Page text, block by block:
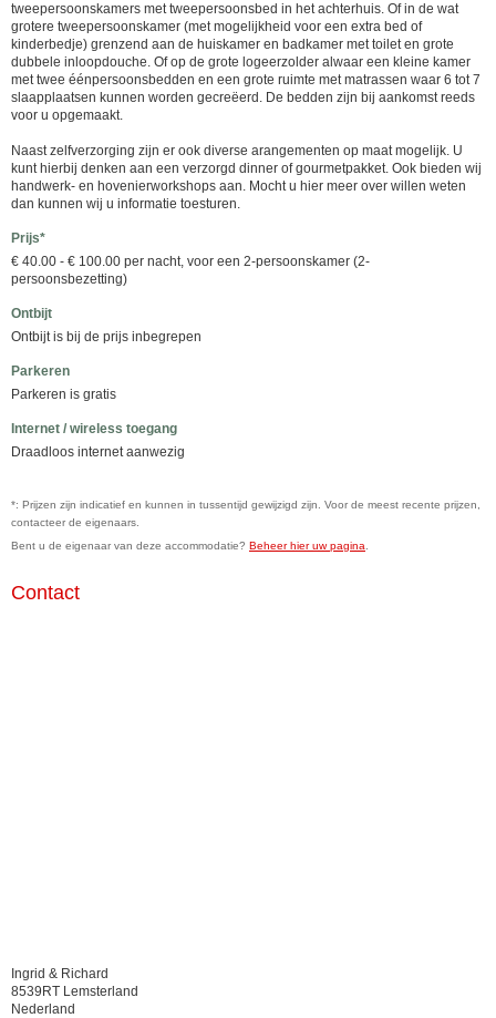
tweepersoonskamers met tweepersoonsbed in het achterhuis. Of in de wat
grotere tweepersoonskamer (met mogelijkheid voor een extra bed of
kinderbedje) grenzend aan de huiskamer en badkamer met toilet en grote
dubbele inloopdouche. Of op de grote logeerzolder alwaar een kleine kamer
met twee éénpersoonsbedden en een grote ruimte met matrassen waar 6 tot 7
slaapplaatsen kunnen worden gecreëerd. De bedden zijn bij aankomst reeds
voor u opgemaakt.
Naast zelfverzorging zijn er ook diverse arangementen op maat mogelijk. U
kunt hierbij denken aan een verzorgd dinner of gourmetpakket. Ook bieden wij
handwerk- en hovenierworkshops aan. Mocht u hier meer over willen weten
dan kunnen wij u informatie toesturen.
Prijs*
€ 40.00 - € 100.00 per nacht, voor een 2-persoonskamer (2-
persoonsbezetting)
Ontbijt
Ontbijt is bij de prijs inbegrepen
Parkeren
Parkeren is gratis
Internet / wireless toegang
Draadloos internet aanwezig
*: Prijzen zijn indicatief en kunnen in tussentijd gewijzigd zijn. Voor de meest recente prijzen,
contacteer de eigenaars.
Bent u de eigenaar van deze accommodatie? Beheer hier uw pagina
Contact
Ingrid & Richard
8539RT Lemsterland
Nederland